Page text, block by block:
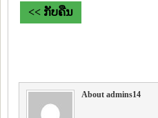
<< ກັບຄືນ
About admins14